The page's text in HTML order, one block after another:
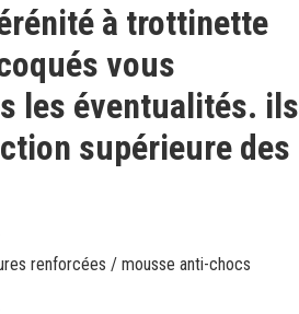
à trottinette
vous
les éventualités. ils
supérieure des
renforcées / mousse anti-chocs